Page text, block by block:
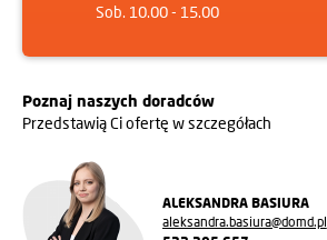
Sob. 10.00 - 15.00
Poznaj naszych doradców
Przedstawią Ci ofertę w szczegółach
ALEKSANDRA BASIURA
aleksandra.basiura@domd.pl